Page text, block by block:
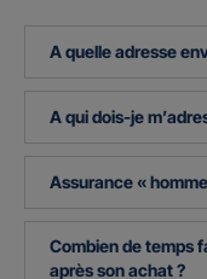
A quelle adresse
A qui dois-je
Assurance «
Combien de temps
après son achat ?